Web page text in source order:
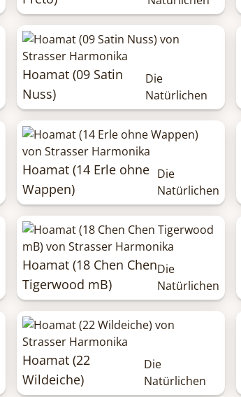
Hoamat (09 Satin
Nuss)
Die
Natürlichen
Hoamat (14 Erle ohne
Wappen)
Die
Natürlichen
Hoamat (18 Chen Chen
Tigerwood mB)
Die
Natürlichen
Hoamat (22
Wildeiche)
Die
Natürlichen